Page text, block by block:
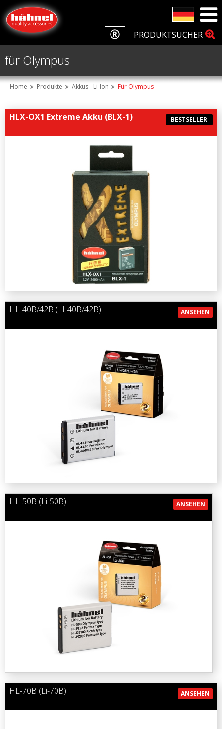
PRODUKTSUCHER
für Olympus
Home Produkte Akkus - Li-Ion Für Olympus
HLX-OX1 Extreme Akku (BLX-1) BESTSELLER
ANSEHEN
HL-40B/42B (LI-40B/42B)
ANSEHEN
HL-50B (Li-50B)
ANSEHEN
HL-70B (Li-70B)